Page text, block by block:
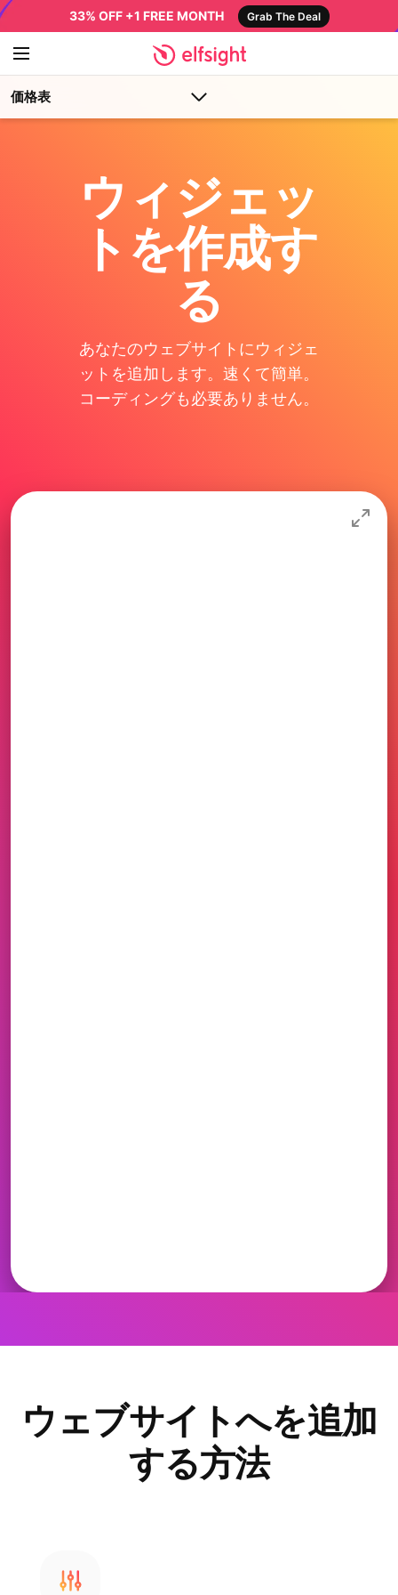
33% OFF +1 FREE MONTH Grab The Deal
価格表
ウィジェッ
トを作成す
る
あなたのウェブサイトにウィジェ
ットを追加します。速くて簡単。
コーディングも必要ありません。
ウェブサイトへを追加
する方法